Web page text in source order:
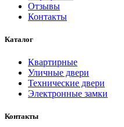
Отзывы
Контакты
Каталог
Квартирные
Уличные двери
Технические двери
Электронные замки
Контакты